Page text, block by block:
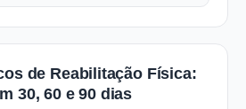
de Reabilitação Física:
30, 60 e 90 dias